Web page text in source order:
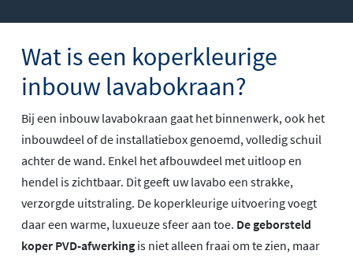
Wat is een koperkleurige
inbouw lavabokraan?
Bij een inbouw lavabokraan gaat het binnenwerk, ook het
inbouwdeel of de installatiebox genoemd, volledig schuil
achter de wand. Enkel het afbouwdeel met uitloop en
hendel is zichtbaar. Dit geeft uw lavabo een strakke,
verzorgde uitstraling. De koperkleurige uitvoering voegt
daar een warme, luxueuze sfeer aan toe. De geborsteld
koper PVD-afwerking is niet alleen fraai om te zien, maar